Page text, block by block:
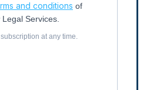
and conditions of
Services.
at any time.